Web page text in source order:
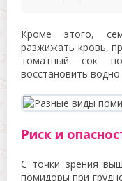
Кроме этого,
разжижать кровь,
томатный сок
восстановить
Риск и
С точки зрения
помидоры при